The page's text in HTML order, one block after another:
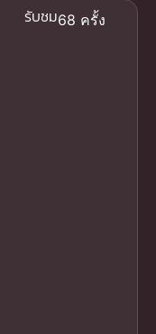
รับชม68 ครั้ง